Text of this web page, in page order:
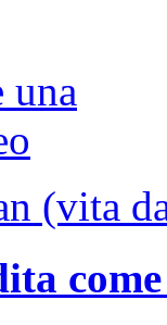
(vita